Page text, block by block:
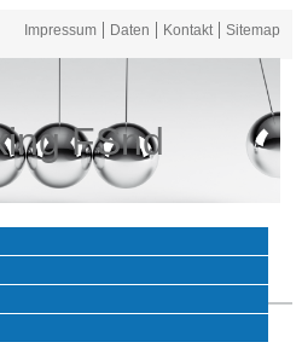
Impressum Daten Kontakt Sitemap
FSnd